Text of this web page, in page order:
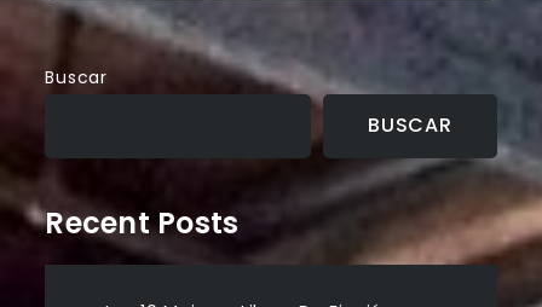
Buscar
BUSCAR
Recent Posts